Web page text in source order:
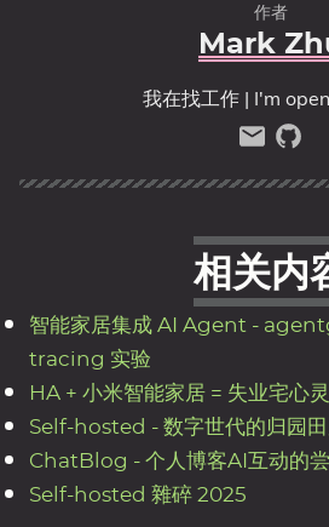
作者
Mark
我在找工作 | I'm
相关内
智能家居集成 AI Agent -
tracing 实验
HA + 小米智能家居 = 失业宅心
Self-hosted - 数字世代的归园
ChatBlog - 个人博客AI互动的
Self-hosted 雜碎 2025